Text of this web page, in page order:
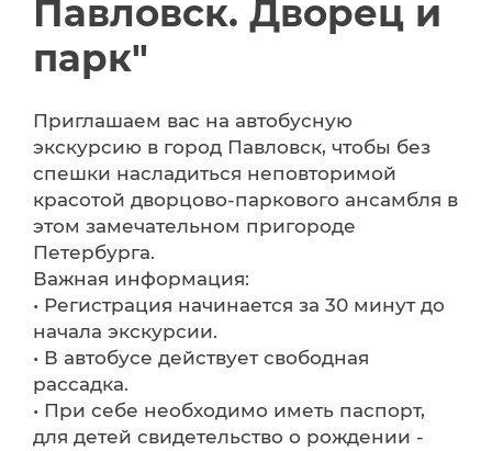
Павловск. Дворец и
парк"
Приглашаем вас на автобусную
экскурсию в город Павловск, чтобы без
спешки насладиться неповторимой
красотой дворцово-паркового ансамбля в
этом замечательном пригороде
Петербурга.
Важная информация:
• Регистрация начинается за 30 минут до
начала экскурсии.
• В автобусе действует свободная
рассадка.
• При себе необходимо иметь паспорт,
для детей свидетельство о рождении -